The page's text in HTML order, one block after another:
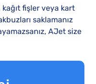
fişler veya kart
saklamanız
AJet size